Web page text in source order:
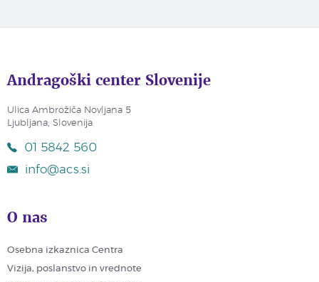
Andragoški center Slovenije
Ulica Ambrožiča Novljana 5
Ljubljana, Slovenija
01 5842 560
info@acs.si
O nas
Osebna izkaznica Centra
Vizija, poslanstvo in vrednote